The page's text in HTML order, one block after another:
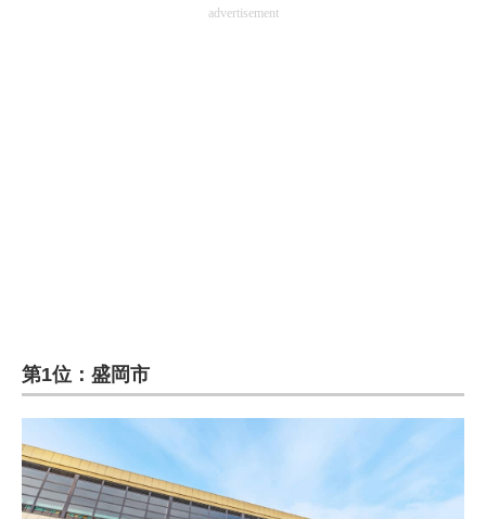
advertisement
第1位：盛岡市